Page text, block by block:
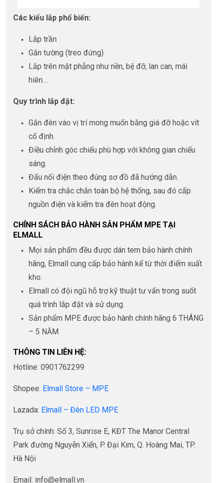
Các kiểu lắp phổ biến:
Lắp trần
Gắn tường (treo đứng)
Lắp trên mặt phẳng như nền, bệ đỡ, lan can, mái
hiên…
Quy trình lắp đặt:
Gắn đèn vào vị trí mong muốn bằng giá đỡ hoặc vít
cố định.
Điều chỉnh góc chiếu phù hợp với không gian chiếu
sáng.
Đấu nối điện theo đúng sơ đồ đã hướng dẫn.
Kiểm tra chắc chắn toàn bộ hệ thống, sau đó cấp
nguồn điện và kiểm tra đèn hoạt động.
CHÍNH SÁCH BẢO HÀNH SẢN PHẨM MPE TẠI
ELMALL
Mọi sản phẩm đều được dán tem bảo hành chính
hãng, Elmall cung cấp bảo hành kể từ thời điểm xuất
kho.
Elmall có đội ngũ hỗ trợ kỹ thuật tư vấn trong suốt
quá trình lắp đặt và sử dụng.
Sản phẩm MPE được bảo hành chính hãng 6 THÁNG
– 5 NĂM
THÔNG TIN LIÊN HỆ:
Hotline: 0901762299
Shopee: Elmall Store – MPE
Lazada: Elmall – Đèn LED MPE
Trụ sở chính: Số 3, Sunrise E, KĐT The Manor Central
Park đường Nguyễn Xiển, P. Đại Kim, Q. Hoàng Mai, TP.
Hà Nội
Email: info@elmall.vn